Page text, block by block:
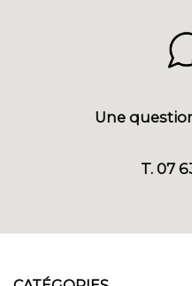
Une
T. 07